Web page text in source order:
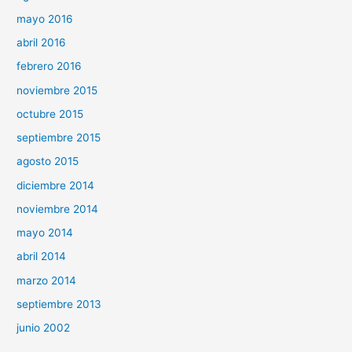
mayo 2016
abril 2016
febrero 2016
noviembre 2015
octubre 2015
septiembre 2015
agosto 2015
diciembre 2014
noviembre 2014
mayo 2014
abril 2014
marzo 2014
septiembre 2013
junio 2002